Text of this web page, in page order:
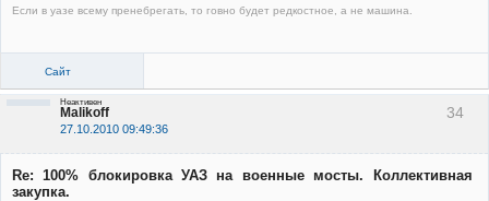
Если в уазе всему пренебрегать, то говно будет редкостное, а не машина.
Сайт
34
Malikoff
27.10.2010 09:49:36
Неактивен
Re: 100% блокировка УАЗ на военные мосты. Коллективная
закупка.